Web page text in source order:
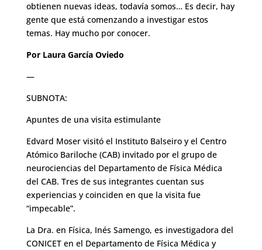
obtienen nuevas ideas, todavía somos… Es decir, hay
gente que está comenzando a investigar estos
temas. Hay mucho por conocer.
Por Laura García Oviedo
—
SUBNOTA:
Apuntes de una visita estimulante
Edvard Moser visitó el Instituto Balseiro y el Centro
Atómico Bariloche (CAB) invitado por el grupo de
neurociencias del Departamento de Física Médica
del CAB. Tres de sus integrantes cuentan sus
experiencias y coinciden en que la visita fue
“impecable”.
La Dra. en Física, Inés Samengo, es investigadora del
CONICET en el Departamento de Física Médica y